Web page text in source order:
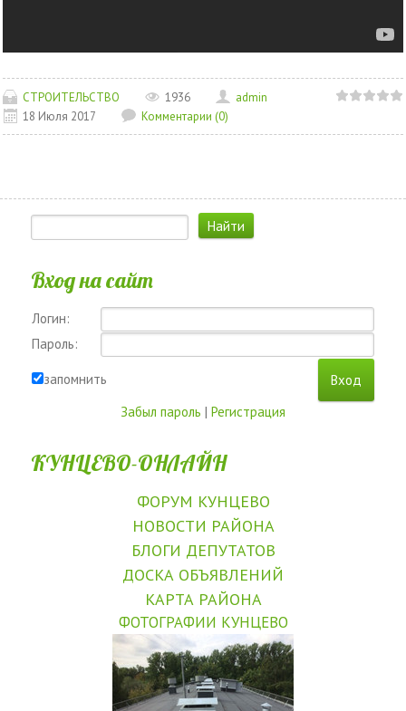
СТРОИТЕЛЬСТВО 1936
admin
18 Июля 2017
Комментарии (0)
Вход на сайт
Логин:
Пароль:
запомнить
Забыл пароль | Регистрация
КУНЦЕВО-ОНЛАЙН
ФОРУМ КУНЦЕВО
НОВОСТИ РАЙОНА
БЛОГИ ДЕПУТАТОВ
ДОСКА ОБЪЯВЛЕНИЙ
КАРТА РАЙОНА
ФОТОГРАФИИ КУНЦЕВО